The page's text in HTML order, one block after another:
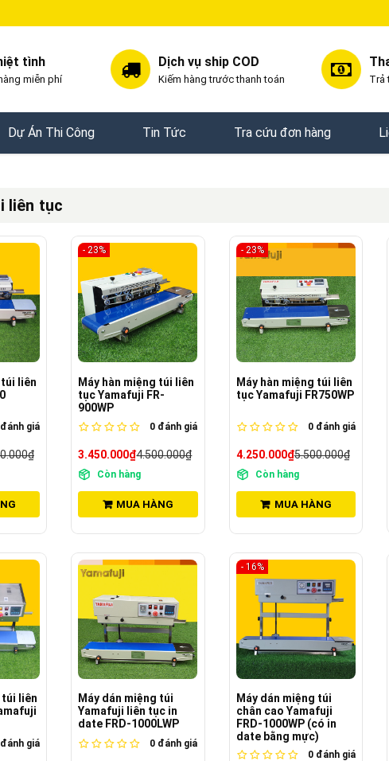
tình
miễn phí
Dịch vụ ship COD
Kiếm hàng trước thanh toán Trả
Dự Án Thi Công Tin Tức Tra cứu đơn hàng
liên tục
túi liên
đánh giá
- 23%
Máy hàn miệng túi liên
tục Yamafuji FR-
900WP
0 đánh giá
3.450.000₫4.500.000₫
Còn hàng
MUA HÀNG
- 23%
Máy hàn miệng túi liên
tục Yamafuji FR750WP
0đánh giá
4.250.000₫5.500.000₫
Còn hàng
MUA HÀNG
túi liên
đánh giá
Máy dán miệng túi
Yamafuji liên tục in
date FRD-1000LWP
0 đánh giá
- 16%
Máy dán miệng túi
chân cao Yamafuji
FRD-1000WP (có in
date bằng mực)
0đánh giá